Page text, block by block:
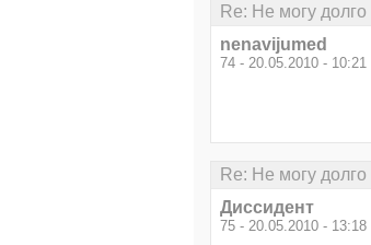
Re: Не могу долго
nenavijumed
74 - 20.05.2010 - 10:21
Re: Не могу долго
Диссидент
75 - 20.05.2010 - 13:18